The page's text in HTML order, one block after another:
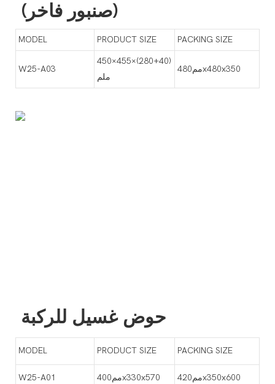
(صنبور فاخر)
MODEL PRODUCT SIZE PACKING SIZE
W25-A03
450×455×(280+40)
ملم
مم480x480x350
حوض غسيل للركبة
MODEL PRODUCT SIZE PACKING SIZE
W25-A01 مم400x330x570 مم420x350x600